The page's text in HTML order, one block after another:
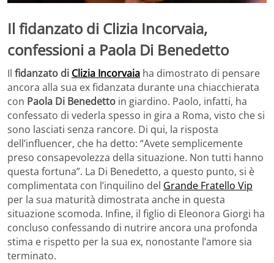
Il fidanzato di Clizia Incorvaia,
confessioni a Paola Di Benedetto
Il fidanzato di Clizia Incorvaia ha dimostrato di pensare
ancora alla sua ex fidanzata durante una chiacchierata
con Paola Di Benedetto in giardino. Paolo, infatti, ha
confessato di vederla spesso in gira a Roma, visto che si
sono lasciati senza rancore. Di qui, la risposta
dell’influencer, che ha detto: “Avete semplicemente
preso consapevolezza della situazione. Non tutti hanno
questa fortuna”. La Di Benedetto, a questo punto, si è
complimentata con l’inquilino del Grande Fratello Vip
per la sua maturità dimostrata anche in questa
situazione scomoda. Infine, il figlio di Eleonora Giorgi ha
concluso confessando di nutrire ancora una profonda
stima e rispetto per la sua ex, nonostante l’amore sia
terminato.